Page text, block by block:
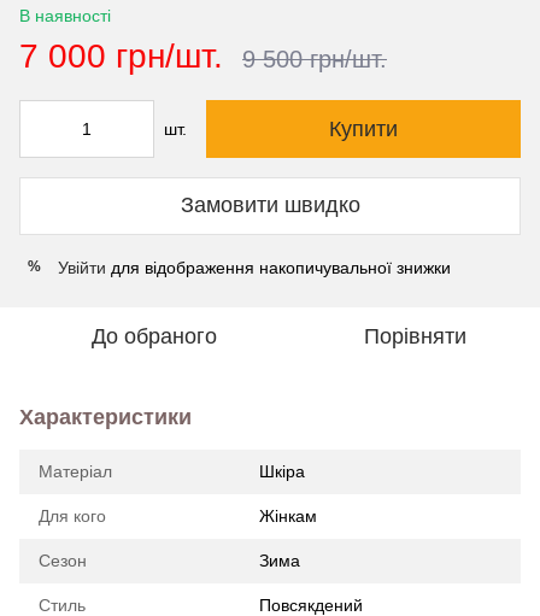
В наявності
7 000 грн/шт. 9 500 грн/шт.
шт. Купити
Замовити швидко
% Увійти для відображення накопичувальної знижки
До обраного Порівняти
Характеристики
Матеріал Шкіра
Для кого Жінкам
Сезон Зима
Стиль Повсякдений